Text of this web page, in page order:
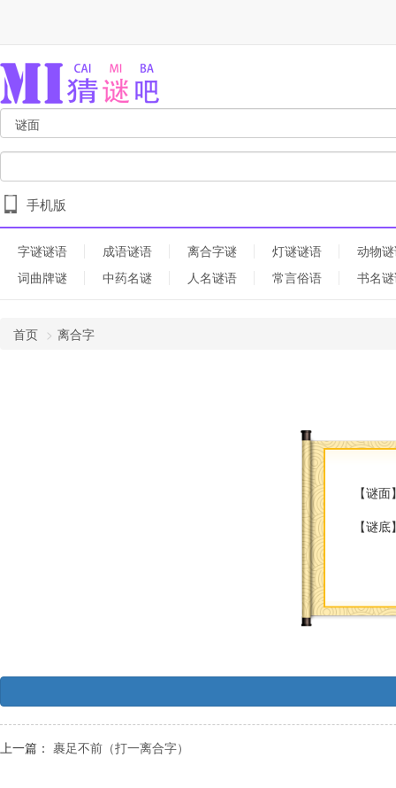
手机版
字谜谜语 成语谜语 离合字谜 灯谜谜语
动物
词曲牌谜
中药名谜 人名谜语 常言俗语 书名
首页 离合字
【谜
【谜底
上一篇： 裹足不前（打一离合字）